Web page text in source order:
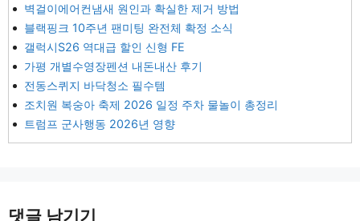
벽걸이에어컨냄새 원인과 확실한 제거 방법
블랙핑크 10주년 팬미팅 완전체 확정 소식
갤럭시S26 역대급 할인 신형 FE
가평 개별수영장펜션 내돈내산 후기
전동스퀴지 바닥청소 필수템
조치원 복숭아 축제 2026 일정 주차 물놀이 총정리
트럼프 군사행동 2026년 영향
댓글 남기기